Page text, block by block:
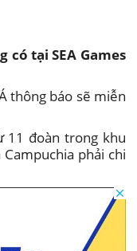
tại SEA Games
thông báo sẽ miễn
11 đoàn trong khu
phải chi